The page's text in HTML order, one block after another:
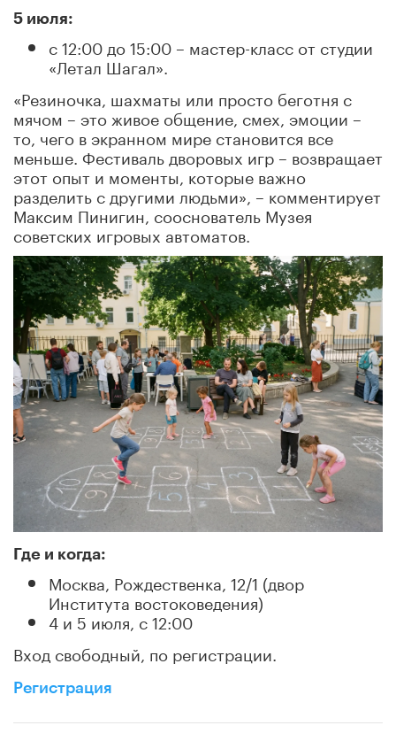
5 июля:
с 12:00 до 15:00 – мастер-класс от студии
«Летал Шагал».
«Резиночка, шахматы или просто беготня с
мячом – это живое общение, смех, эмоции –
то, чего в экранном мире становится все
меньше. Фестиваль дворовых игр – возвращает
этот опыт и моменты, которые важно
разделить с другими людьми», – комментирует
Максим Пинигин, сооснователь Музея
советских игровых автоматов.
Где и когда:
Москва, Рождественка, 12/1 (двор
Института востоковедения)
4 и 5 июля, с 12:00
Вход свободный, по регистрации.
Регистрация